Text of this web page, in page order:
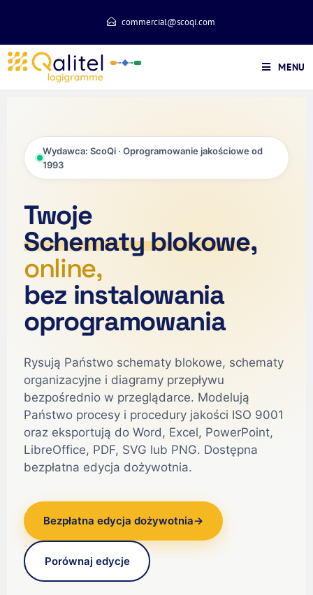
commercial@scoqi.com
MENU
Wydawca: ScoQi · Oprogramowanie jakościowe od
1993
Twoje
Schematy blokowe,
online,
bez instalowania
oprogramowania
Rysują Państwo schematy blokowe, schematy
organizacyjne i diagramy przepływu
bezpośrednio w przeglądarce. Modelują
Państwo procesy i procedury jakości ISO 9001
oraz eksportują do Word, Excel, PowerPoint,
LibreOffice, PDF, SVG lub PNG. Dostępna
bezpłatna edycja dożywotnia.
Bezpłatna edycja dożywotnia→
Porównaj edycje